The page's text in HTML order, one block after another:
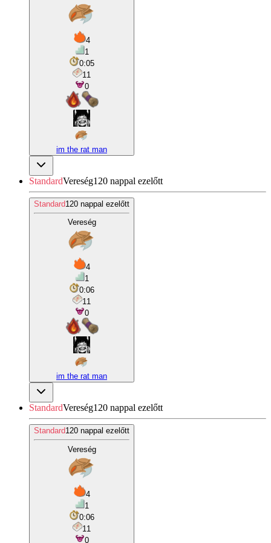
4
1
0:05
11
0
im the rat man
StandardVereség120 nappal ezelőtt
Standard120 nappal ezelőtt
Vereség
4
1
0:06
11
0
im the rat man
StandardVereség120 nappal ezelőtt
Standard120 nappal ezelőtt
Vereség
4
1
0:06
11
0